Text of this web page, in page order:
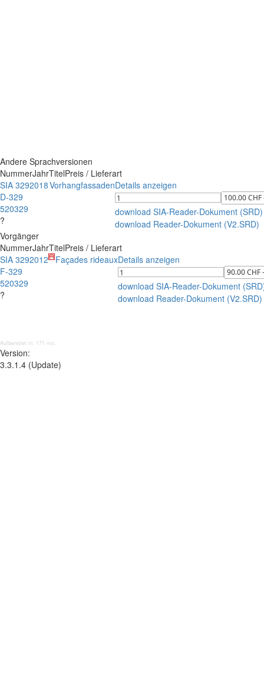
Andere Sprachversionen
NummerJahrTitelPreis / Lieferart
SIA 329
D-329
520329
?
2018VorhangfassadenDetails anzeigen
download SIA-Reader-Dokument (SRD)
download Reader-Dokument (V2.SRD)
Vorgänger
NummerJahrTitelPreis / Lieferart
SIA 329
F-329
520329
?
2012 Façades rideauxDetails anzeigen
download SIA-Reader-Dokument
download Reader-Dokument (V2.SRD)
Aufbereitet in: 171 ms;
Version:
3.3.1.4 (Update)